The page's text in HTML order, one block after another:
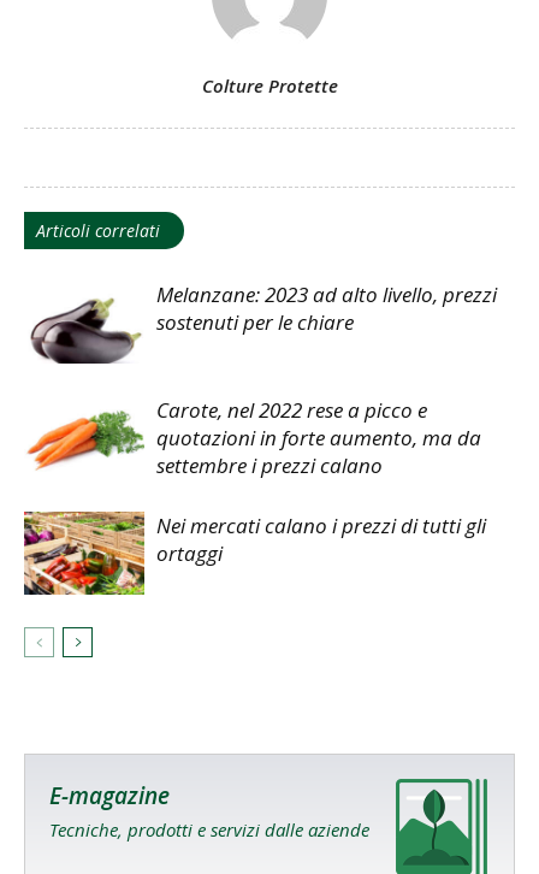
Colture Protette
Articoli correlati
Melanzane: 2023 ad alto livello, prezzi
sostenuti per le chiare
Carote, nel 2022 rese a picco e
quotazioni in forte aumento, ma da
settembre i prezzi calano
Nei mercati calano i prezzi di tutti gli
ortaggi
E-magazine
Tecniche, prodotti e servizi dalle aziende